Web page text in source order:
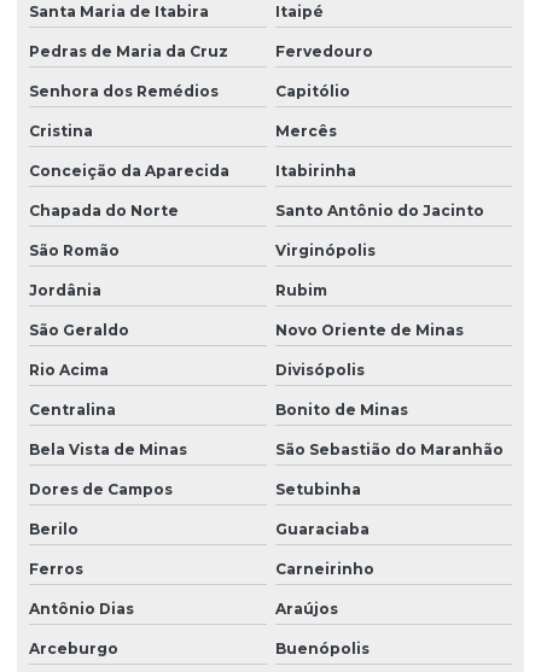
Santa Maria de Itabira Itaipé
Pedras de Maria da Cruz Fervedouro
Senhora dos Remédios Capitólio
Cristina Mercês
Conceição da Aparecida Itabirinha
Chapada do Norte Santo Antônio do Jacinto
São Romão Virginópolis
Jordânia Rubim
São Geraldo Novo Oriente de Minas
Rio Acima Divisópolis
Centralina Bonito de Minas
Bela Vista de Minas São Sebastião do Maranhão
Dores de Campos Setubinha
Berilo Guaraciaba
Ferros Carneirinho
Antônio Dias Araújos
Arceburgo Buenópolis